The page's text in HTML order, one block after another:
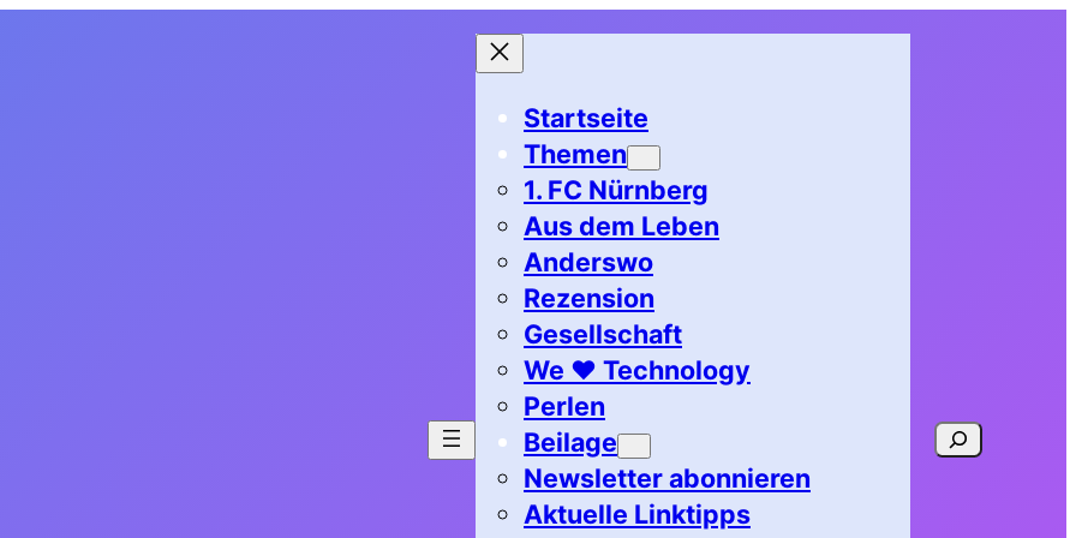
Startseite
Themen
1. FC Nürnberg
Aus dem Leben
Anderswo
Rezension
Gesellschaft
We ♥ Technology
Perlen
Beilage
Newsletter abonnieren
Aktuelle Linktipps
Suchen